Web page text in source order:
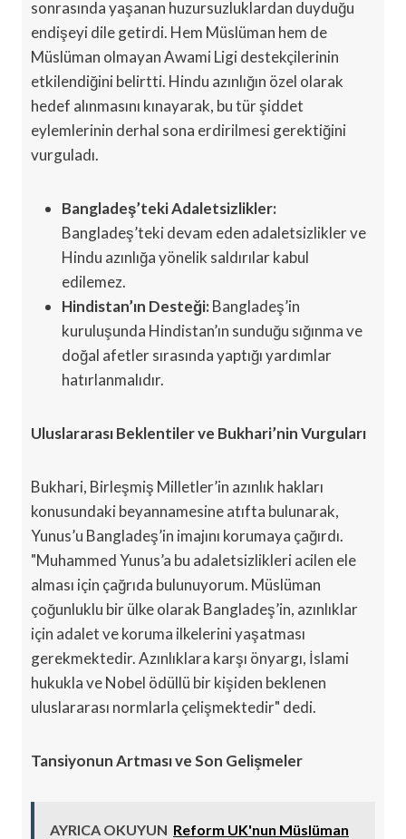
sonrasında yaşanan huzursuzluklardan duyduğu
endişeyi dile getirdi. Hem Müslüman hem de
Müslüman olmayan Awami Ligi destekçilerinin
etkilendiğini belirtti. Hindu azınlığın özel olarak
hedef alınmasını kınayarak, bu tür şiddet
eylemlerinin derhal sona erdirilmesi gerektiğini
vurguladı.
Bangladeş’teki Adaletsizlikler:
Bangladeş’teki devam eden adaletsizlikler ve
Hindu azınlığa yönelik saldırılar kabul
edilemez.
Hindistan’ın Desteği:Bangladeş’in
kuruluşunda Hindistan’ın sunduğu sığınma ve
doğal afetler sırasında yaptığı yardımlar
hatırlanmalıdır.
Uluslararası Beklentiler ve Bukhari’nin Vurguları
Bukhari, Birleşmiş Milletler’in azınlık hakları
konusundaki beyannamesine atıfta bulunarak,
Yunus’u Bangladeş’in imajını korumaya çağırdı.
"Muhammed Yunus’a bu adaletsizlikleri acilen ele
alması için çağrıda bulunuyorum. Müslüman
çoğunluklu bir ülke olarak Bangladeş’in, azınlıklar
için adalet ve koruma ilkelerini yaşatması
gerekmektedir. Azınlıklara karşı önyargı, İslami
hukukla ve Nobel ödüllü bir kişiden beklenen
uluslararası normlarla çelişmektedir" dedi.
Tansiyonun Artması ve Son Gelişmeler
AYRICA OKUYUN Reform UK'nun Müslüman